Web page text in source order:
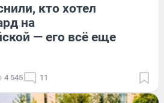
кто хотел
на
— его всё еще
4 545 11